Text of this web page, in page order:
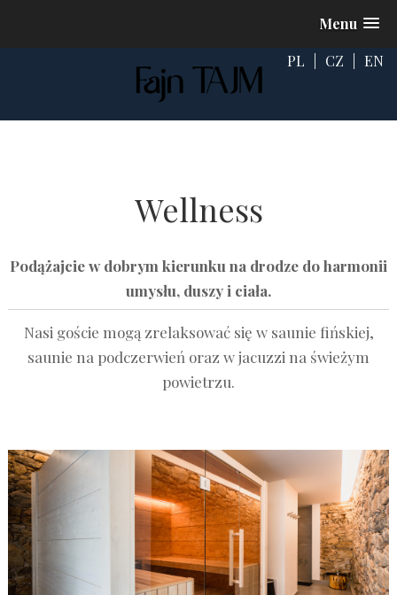
Menu
PL
CZ EN
Wellness
Podążajcie w dobrym kierunku na drodze do harmonii
umysłu, duszy i ciała.
Nasi goście mogą zrelaksować się w saunie fińskiej,
saunie na podczerwień oraz w jacuzzi na świeżym
powietrzu.